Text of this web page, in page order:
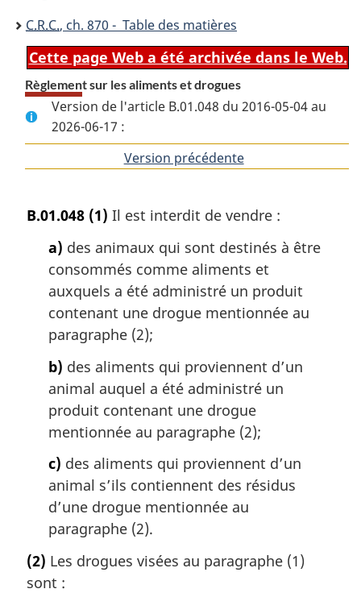
C.R.C., ch. 870 - Table des matières
Cette page Web a été archivée dans le Web.
Règlement sur les aliments et drogues
Version de l'article B.01.048 du 2016-05-04 au
2026-06-17 :
Version précédentede
B.01.048 (1) Il est interdit de vendre :
a) des animaux qui sont destinés à être
consommés comme aliments et
auxquels a été administré un produit
contenant une drogue mentionnée au
paragraphe (2);
b) des aliments qui proviennent d’un
animal auquel a été administré un
produit contenant une drogue
mentionnée au paragraphe (2);
c) des aliments qui proviennent d’un
animal s’ils contiennent des résidus
d’une drogue mentionnée au
paragraphe (2).
(2) Les drogues visées au paragraphe (1)
sont :